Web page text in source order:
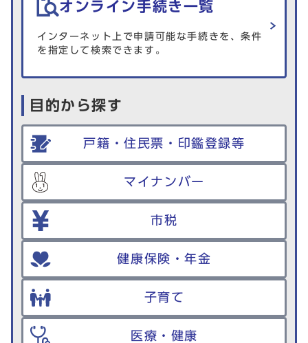
オンライン手続き一覧
インターネット上で申請可能な手続きを、条件
を指定して検索できます。
目的から探す
戸籍・住民票・印鑑登録等
マイナンバー
市税
健康保険・年金
子育て
医療・健康